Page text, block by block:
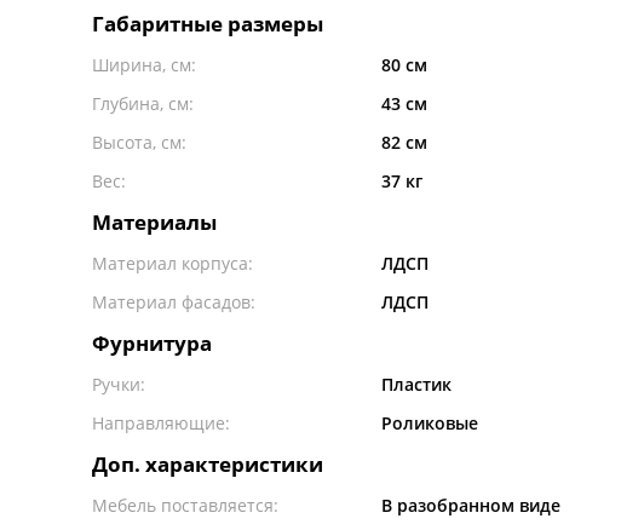
Габаритные размеры
Ширина, см:
80 см
Глубина, см:
43 см
Высота, см:
82 см
Вес:
37 кг
Материалы
Материал корпуса:
ЛДСП
Материал фасадов:
ЛДСП
Фурнитура
Ручки:
Пластик
Направляющие:
Роликовые
Доп. характеристики
Мебель поставляется:
В разобранном виде